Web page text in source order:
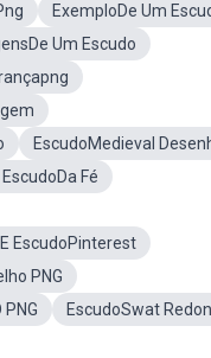
ExemploDe Um
Um Escudo
EscudoMedieval
Fé
EscudoPinterest
PNG
EscudoSwat